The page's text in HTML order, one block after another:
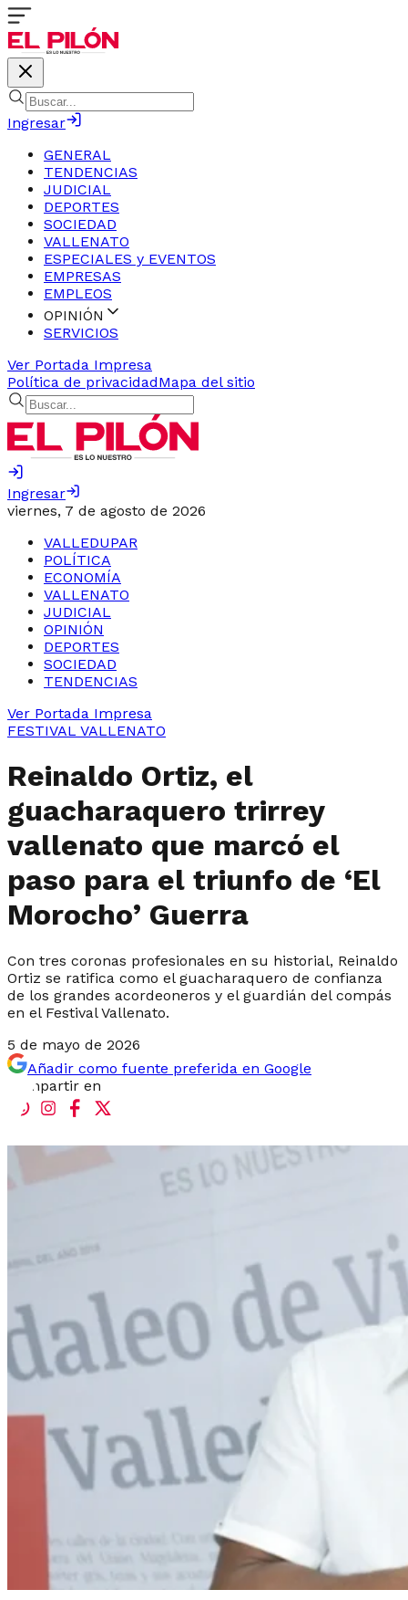
Ingresar
GENERAL
TENDENCIAS
JUDICIAL
DEPORTES
SOCIEDAD
VALLENATO
ESPECIALES y EVENTOS
EMPRESAS
EMPLEOS
OPINIÓN
SERVICIOS
Ver Portada Impresa
Política de privacidadMapa del sitio
Ingresar
viernes, 7 de agosto de 2026
VALLEDUPAR
POLÍTICA
ECONOMÍA
VALLENATO
JUDICIAL
OPINIÓN
DEPORTES
SOCIEDAD
TENDENCIAS
Ver Portada Impresa
FESTIVAL VALLENATO
Reinaldo Ortiz, el
guacharaquero trirrey
vallenato que marcó el
paso para el triunfo de ‘El
Morocho’ Guerra
Con tres coronas profesionales en su historial, Reinaldo
Ortiz se ratifica como el guacharaquero de confianza
de los grandes acordeoneros y el guardián del compás
en el Festival Vallenato.
5 de mayo de 2026
Añadir como fuente preferida en Google
Compartir en